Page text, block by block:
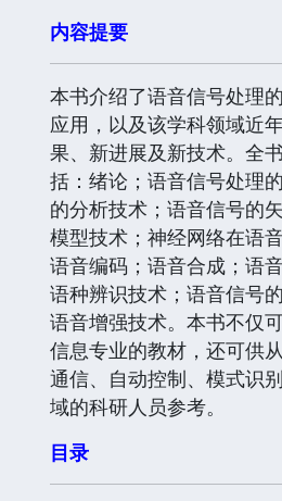
内容提要
本书介绍了语音信号处理
应用，以及该学科领域近
果、新进展及新技术。全
括：绪论；语音信号处理
的分析技术；语音信号的
模型技术；神经网络在语
语音编码；语音合成；语
语种辨识技术；语音信号
语音增强技术。本书不仅
信息专业的教材，还可供
通信、自动控制、模式识
域的科研人员参考。
目录